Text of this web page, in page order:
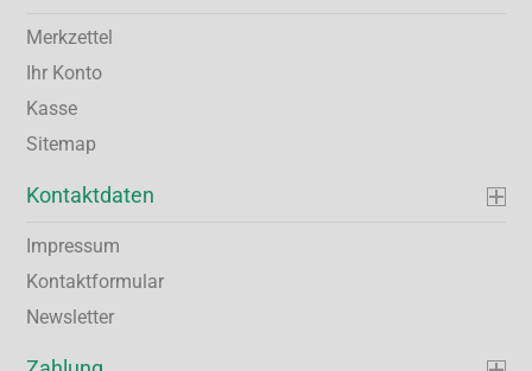
Merkzettel
Ihr Konto
Kasse
Sitemap
Kontaktdaten
Impressum
Kontaktformular
Newsletter